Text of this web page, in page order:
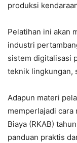
produksi
Pelatihan ini akan
industri
sistem digitalisasi
teknik lingkungan,
Adapun materi
memperlajadi cara
Biaya (RKAB)
panduan praktis